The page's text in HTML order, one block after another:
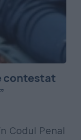
contestat
Codul Penal